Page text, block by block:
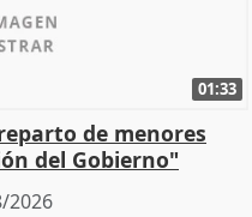
01:33
de menores
del Gobierno"
2026